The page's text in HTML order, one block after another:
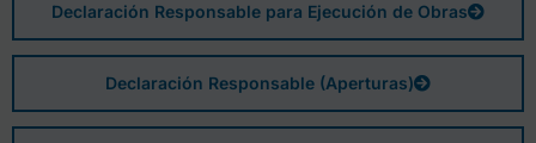
Declaración Responsable para Ejecución de Obras
Declaración Responsable (Aperturas)